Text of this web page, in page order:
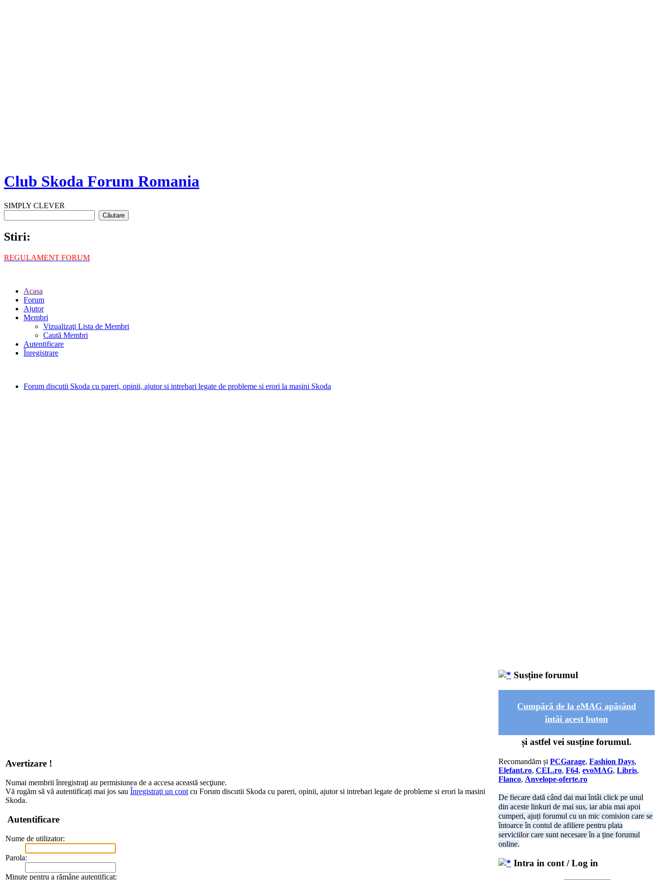
Club Skoda Forum Romania
SIMPLY CLEVER
Stiri:
REGULAMENT FORUM
Acasa
Forum
Ajutor
Membri
Vizualizaţi Lista de Membri
Caută Membri
Autentificare
Înregistrare
Forum discutii Skoda cu pareri, opinii, ajutor si intrebari legate de probleme si erori la masini Skoda
Avertizare !
Numai membrii înregistraţi au permisiunea de a accesa această secţiune.
Vă rugăm să vă autentificați mai jos sau Înregistraţi un cont cu Forum discutii Skoda cu pareri, opinii, ajutor si intrebari legate de probleme si erori la masini
Skoda.
Autentificare
Nume de utilizator:
Parola:
Minute pentru a rămâne autentificat:
Susține forumul
Cumpără de la eMAG apăsând
întâi acest buton
și astfel vei susține forumul.
Recomandăm și PCGarage, Fashion Days,
Elefant.ro, CEL.ro, F64, evoMAG, Libris,
Flanco, Anvelope-oferte.ro
De fiecare dată când dai mai întâi click pe unul
din aceste linkuri de mai sus, iar abia mai apoi
cumperi, ajuți forumul cu un mic comision care se
întoarce în contul de afiliere pentru plata
serviciilor care sunt necesare în a ține forumul
online.
Intra in cont / Log in